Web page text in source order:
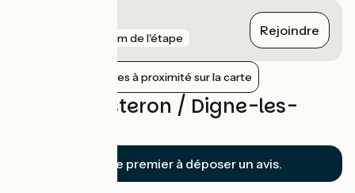
715 m de l'étape Rejoindre
Afficher les gares à proximité sur la carte
Avis sur Sisteron / Digne-les-
Soyez le premier à déposer un avis.